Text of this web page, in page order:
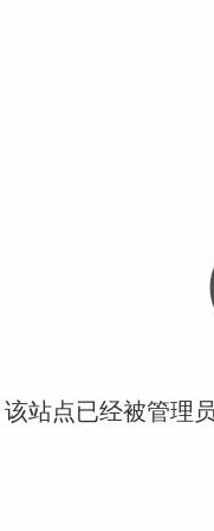
站点已经被管理